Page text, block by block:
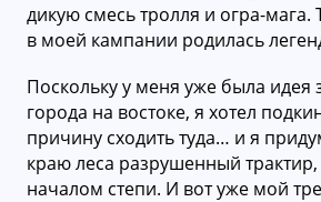
дикую смесь тролля и огра-мага.
в моей кампании родилась
Поскольку у меня уже была идея
города на востоке, я хотел
причину сходить туда… и я
краю леса разрушенный
началом степи. И вот уже мой